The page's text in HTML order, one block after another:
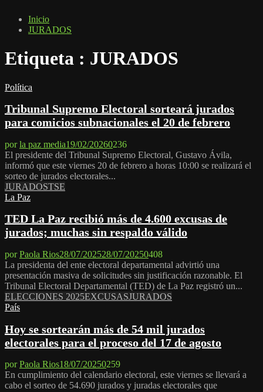
Inicio
JURADOS
Etiqueta : JURADOS
Política
Tribunal Supremo Electoral sorteará jurados
para comicios subnacionales el 20 de febrero
porla paz media19/02/20260236
El presidente del Tribunal Supremo Electoral, Gustavo Ávila,
informó que este viernes 20 de febrero a horas 10:00 se realizará el
sorteo de jurados electorales...
JURADOSTSE
La Paz
TED La Paz recibió más de 4.600 excusas de
jurados; muchas sin respaldo válido
porPaola Rios28/07/202528/07/20250408
La presidenta del ente electoral departamental advirtió una
presentación masiva de solicitudes sin justificación razonable. El
Tribunal Electoral Departamental (TED) de La Paz registró un...
ELECCIONES 2025EXCUSASJURADOS
País
Hoy se sortearán más de 54 mil jurados
electorales para el proceso del 17 de agosto
porPaola Rios18/07/20250259
En cumplimiento del calendario electoral, este viernes se llevará a
cabo el sorteo de 54.690 jurados y juradas electorales que